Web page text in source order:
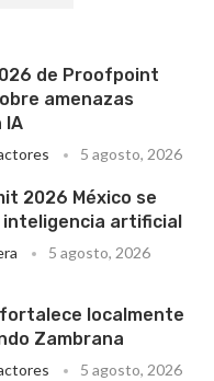
de Proofpoint
amenazas
IA
5 agosto, 2026
2026 México se
inteligencia artificial
5 agosto, 2026
localmente
Zambrana
5 agosto, 2026